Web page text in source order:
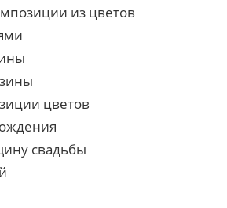
из цветов
цветов
свадьбы